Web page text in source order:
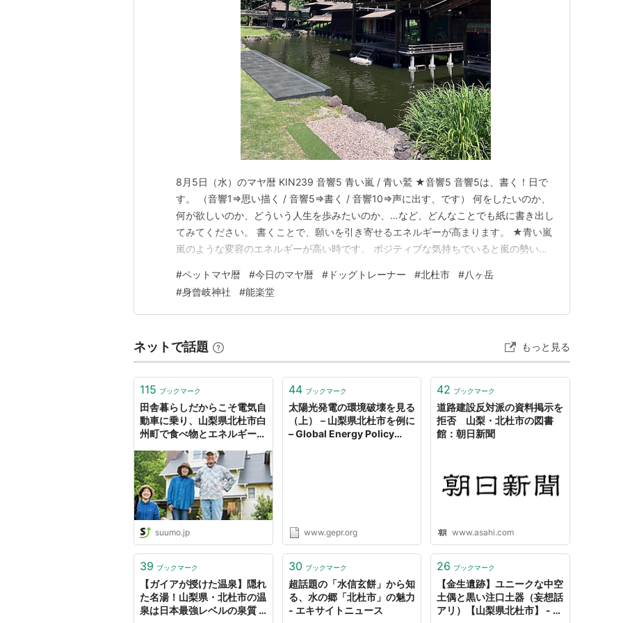
8月5日（水）のマヤ暦 KIN239 音響5 青い嵐 / 青い鷲 ★音響5 音響5は、書く！日で
す。 （音響1⇒思い描く / 音響5⇒書く / 音響10⇒声に出す、です） 何をしたいのか、
何が欲しいのか、どういう人生を歩みたいのか、…など、どんなことでも紙に書き出し
てみてください。 書くことで、願いを引き寄せるエネルギーが高まります。 ★青い嵐
嵐のような変容のエネルギーが高い時です。 ポジティブな気持ちでいると嵐の勢いで
ドを捨てることで、理解者が格段に増えます。 そして、理解者の存在は人生を豊かに
してくれます。 ★…
#ペットマヤ暦 #今日のマヤ暦 # ドッグトレーナー #北杜市 #八ヶ岳
#身曾岐神社 #能楽堂
ネットで話題 もっと見る
115 ブックマーク
田舎暮らしだからこそ電気自
動車に乗り、山梨県北杜市白
州町で食べ物とエネルギーを
分優先で無農薬の農園を営ん
でいます（文・玉置標本） -
SUUMOタウン
suumo.jp
44 ブックマーク
太陽光発電の環境破壊を見る
（上）－山梨県北杜市を例に
– Global Energy Policy
www.gepr.org
42 ブックマーク
道路建設反対派の資料掲示を
拒否 山梨・北杜市の図書
館：朝日新聞
www.asahi.com
39 ブックマーク
【ガイアが授けた温泉】隠れ
た名湯！山梨県・北杜市の温
泉は日本最強レベルの泉質 /
30 ブックマーク
超話題の「水信玄餅」から知
る、水の郷「北杜市」の魅力
- エキサイトニュース
26 ブックマーク
【金生遺跡】ユニークな中空
土偶と黒い注口土器（妄想話
アリ）【山梨県北杜市】 - も